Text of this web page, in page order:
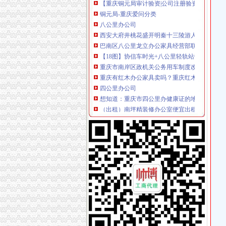
铜元局-重庆爱问分类
八公里办公司
西安大府井桃花盛开明秦十三陵游人如织_搜狐
巴南区八公里龙立办公家具经营部联系方式_信
【18图】协信车时光+八公里轻轨站旁+端头户
重庆市南岸区政机关公务用车制度改革取消车
重庆有红木办公家具卖吗？重庆红木办公家具
四公里办公司
想知道：重庆市四公里办健康证的地方在哪？-
（出租）南坪精装修办公室便宜出租—重庆南岸
（承办）重庆四公里换乘枢纽站暖通工程办事
外籍乘客在上海车4公里遭索车费2300元_网易新
公司2台电脑离的很远,差不多4公里哦,怎么办才
上新街办公司
柳州市澳华石油液化气有限责任公司沙埔镇上
上新街垃圾处理站【重庆晚报吧】_百度贴吧
【上新街单位宿舍小区|上新街单位宿舍二手房/
重庆办理各国签证,办理各国签证资料_景点图片
王占勇：以科学发展观统领新街项目的开发和
南岸周边办公司
【重庆南岸周边公司业务招聘网_公司业务招聘